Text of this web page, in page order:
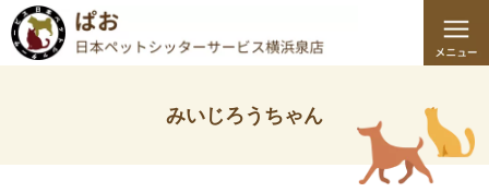
みいじろうちゃん